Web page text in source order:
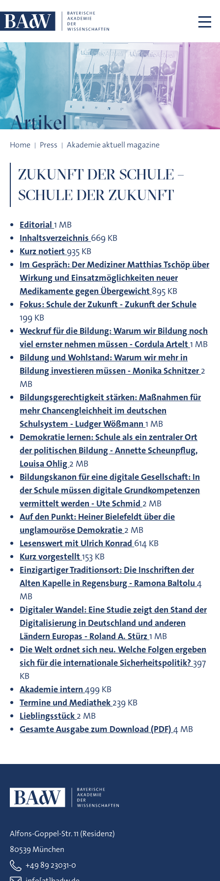
Artikel
Home Press Akademie aktuell magazine
ZUKUNFT DER SCHULE –
SCHULE DER ZUKUNFT
Editorial1 MB
Inhaltsverzeichnis 669 KB
Kurz notiert 935 KB
Im Gespräch: Der Mediziner Matthias Tschöp über
Wirkung und Einsatzmöglichkeiten neuer
Medikamente gegen Übergewicht 895 KB
Fokus: Schule der Zukunft - Zukunft der Schule
199 KB
Weckruf für die Bildung: Warum wir Bildung noch
viel ernster nehmen müssen - Cordula Artelt1 MB
Bildung und Wohlstand: Warum wir mehr in
Bildung investieren müssen - Monika Schnitzer 2
MB
Bildungsgerechtigkeit stärken: Maßnahmen für
mehr Chancengleichheit im deutschen
Schulsystem - Ludger Wößmann1 MB
Demokratie lernen: Schule als ein zentraler Ort
der politischen Bildung - Annette Scheunpflug,
Louisa Ohlig 2 MB
Bildungskanon für eine digitale Gesellschaft: In
der Schule müssen digitale Grundkompetenzen
vermittelt werden - Ute Schmid 2 MB
Auf den Punkt: Heiner Bielefeldt über die
unglamouröse Demokratie 2 MB
Lesenswert mit Ulrich Konrad 614 KB
Kurz vorgestellt153 KB
Einzigartiger Traditionsort: Die Inschriften der
Alten Kapelle in Regensburg - Ramona Baltolu4
MB
Digitaler Wandel: Eine Studie zeigt den Stand der
Digitalisierung in Deutschland und anderen
Ländern Europas - Roland A. Stürz1 MB
Die Welt ordnet sich neu. Welche Folgen ergeben
sich für die internationale Sicherheitspolitik? 397
KB
Akademie intern499 KB
Termine und Mediathek 239 KB
Lieblingsstück 2 MB
Gesamte Ausgabe zum Download (PDF)4 MB
Alfons-Goppel-Str. 11 (Residenz)
80539 München
+49 89 23031-0